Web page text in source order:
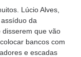
Lúcio Alves,
da
disserem que vão
bancos com
e escadas